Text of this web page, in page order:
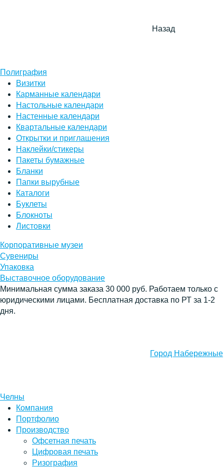
Назад
Полиграфия
Визитки
Карманные календари
Настольные календари
Настенные календари
Квартальные календари
Открытки и приглашения
Наклейки/стикеры
Пакеты бумажные
Бланки
Папки вырубные
Каталоги
Буклеты
Блокноты
Листовки
Корпоративные музеи
Сувениры
Упаковка
Выставочное оборудование
Минимальная сумма заказа 30 000 руб. Работаем только с
юридическими лицами. Бесплатная доставка по РТ за 1-2
дня.
Город Набережные
Челны
Компания
Портфолио
Производство
Офсетная печать
Цифровая печать
Ризография